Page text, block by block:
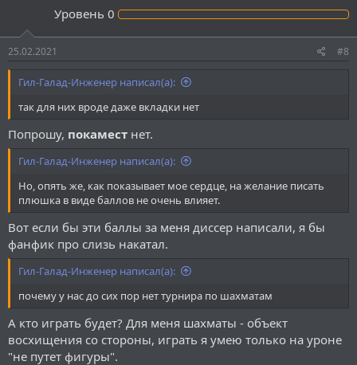
устраивать "бои за баллы" между кланами. Но чисто за актив в
хронике давать их не вижу смысла,
пропасть на пару ходиков. Вообще, я считаю, что надо
пробовать. Но:
важных дел ради создания плюшек, которые никто не будет
2) Если и делать кланы, то с полноценными турнирами между
проектах и развитии форума.
3) Для большинства идей для соревнования между кланами
нужны людэки, людэков мало. Нужно ждать, благо динамика
положительная (вроде).
4) Гидра доминатус.
Вот такие пироги...
Уровень 0
25.02.2021 #8
Гил-Галад-Инженер написал(а):
так для них вроде даже вкладки нет
Попрошу, покамест нет.
Гил-Галад-Инженер написал(а):
Но, опять же, как показывает мое сердце, на желание писать
плюшка в виде баллов не очень влияет.
Вот если бы эти баллы за меня диссер написали, я бы
фанфик про слизь накатал.
Гил-Галад-Инженер написал(а):
почему у нас до сих пор нет турнира по шахматам
А кто играть будет? Для меня шахматы - объект
восхищения со стороны, играть я умею только на уроне
"не путет фигуры".